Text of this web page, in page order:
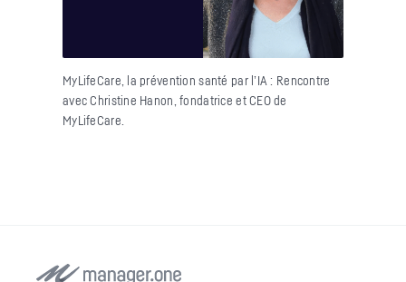
MyLifeCare, la prévention santé par l’IA : Rencontre
avec Christine Hanon, fondatrice et CEO de
MyLifeCare.